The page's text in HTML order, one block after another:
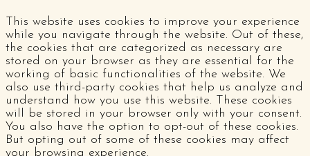
This website uses cookies to improve your experience
while you navigate through the website. Out of these,
the cookies that are categorized as necessary are
stored on your browser as they are essential for the
working of basic functionalities of the website. We
also use third-party cookies that help us analyze and
understand how you use this website. These cookies
will be stored in your browser only with your consent.
You also have the option to opt-out of these cookies.
But opting out of some of these cookies may affect
your browsing experience.